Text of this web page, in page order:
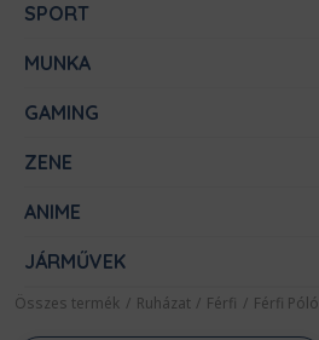
SPORT
MUNKA
GAMING
ZENE
ANIME
JÁRMŰVEK
Összes termék / Ruházat / Férfi / Férfi Póló